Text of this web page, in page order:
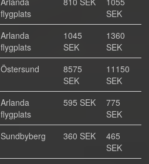
flygplats
SEK
Arlanda
flygplats
1045
SEK
1360
SEK
Östersund
8575
SEK
11150
SEK
Arlanda
flygplats
595 SEK
775
SEK
Sundbyberg 360 SEK
465
SEK